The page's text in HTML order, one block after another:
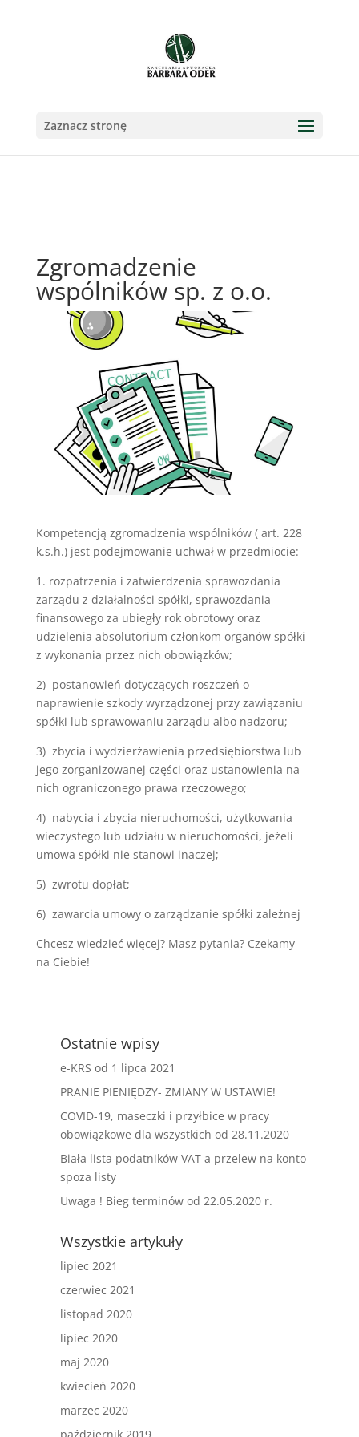
Zaznacz stronę
Zgromadzenie
wspólników sp. z o.o.
Kompetencją zgromadzenia wspólników ( art. 228
k.s.h.) jest podejmowanie uchwał w przedmiocie:
1. rozpatrzenia i zatwierdzenia sprawozdania
zarządu z działalności spółki, sprawozdania
finansowego za ubiegły rok obrotowy oraz
udzielenia absolutorium członkom organów spółki
z wykonania przez nich obowiązków;
2) postanowień dotyczących roszczeń o
naprawienie szkody wyrządzonej przy zawiązaniu
spółki lub sprawowaniu zarządu albo nadzoru;
3) zbycia i wydzierżawienia przedsiębiorstwa lub
jego zorganizowanej części oraz ustanowienia na
nich ograniczonego prawa rzeczowego;
4) nabycia i zbycia nieruchomości, użytkowania
wieczystego lub udziału w nieruchomości, jeżeli
umowa spółki nie stanowi inaczej;
5) zwrotu dopłat;
6) zawarcia umowy o zarządzanie spółki zależnej
Chcesz wiedzieć więcej? Masz pytania? Czekamy
na Ciebie!
Ostatnie wpisy
e-KRS od 1 lipca 2021
PRANIE PIENIĘDZY- ZMIANY W USTAWIE!
COVID-19, maseczki i przyłbice w pracy
obowiązkowe dla wszystkich od 28.11.2020
Biała lista podatników VAT a przelew na konto
spoza listy
Uwaga ! Bieg terminów od 22.05.2020 r.
Wszystkie artykuły
lipiec 2021
czerwiec 2021
listopad 2020
lipiec 2020
maj 2020
kwiecień 2020
marzec 2020
październik 2019